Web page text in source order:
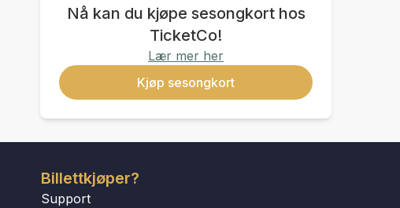
Nå kan du kjøpe sesongkort hos
TicketCo!
Lær mer her
Kjøp sesongkort
Billettkjøper?
Support